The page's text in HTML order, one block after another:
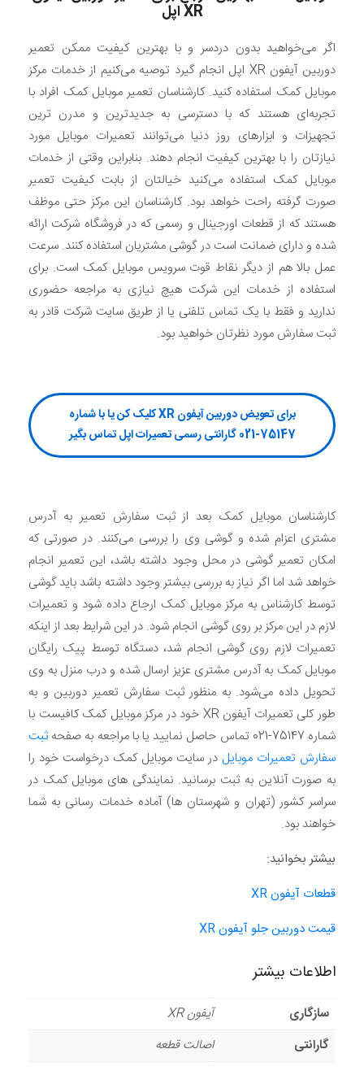
XRاپل
اگر می‌خواهید بدون دردسر و با بهترین کیفیت ممکن تعمیر
دوربین آیفون XR اپل انجام گیرد توصیه می‌کنیم از خدمات مرکز
موبایل کمک استفاده کنید. کارشناسان تعمیر موبایل کمک افراد با
تجربه‌ای هستند که با دسترسی به جدیدترین و مدرن ترین
تجهیزات و ابزارهای روز دنیا می‌توانند تعمیرات موبایل مورد
نیازتان را با بهترین کیفیت انجام دهند. بنابراین وقتی از خدمات
موبایل کمک استفاده می‌کنید خیالتان از بابت کیفیت تعمیر
صورت گرفته راحت خواهد بود. کارشناسان این مرکز حتی موظف
هستند که از قطعات اورجینال و رسمی که در فروشگاه شرکت ارائه
شده و دارای ضمانت است در گوشی مشتریان استفاده کنند. سرعت
عمل بالا هم از دیگر نقاط قوت سرویس موبایل کمک است. برای
استفاده از خدمات این شرکت هیچ نیازی به مراجعه حضوری
ندارید و فقط با یک تماس تلفنی یا از طریق سایت شرکت قادر به
ثبت سفارش مورد نظرتان خواهید بود.
برای تعویض دوربین آیفون XR کلیک کن یا با شماره
75147-021 گارانتی رسمی تعمیرات اپل تماس بگیر
کارشناسان موبایل کمک بعد از ثبت سفارش تعمیر به آدرس
مشتری اعزام شده و گوشی وی را بررسی می‌کنند. در صورتی که
امکان تعمیر گوشی در محل وجود داشته باشد، این تعمیر انجام
خواهد شد اما اگر نیاز به بررسی بیشتر وجود داشته باشد باید گوشی
توسط کارشناس به مرکز موبایل کمک ارجاع داده شود و تعمیرات
لازم در این مرکز بر روی گوشی انجام شود. در این شرایط بعد از اینکه
تعمیرات لازم روی گوشی انجام شد، دستگاه توسط پیک رایگان
موبایل کمک به آدرس مشتری عزیز ارسال شده و درب منزل به وی
تحویل داده می‌شود. به منظور ثبت سفارش تعمیر دوربین و به
طور کلی تعمیرات آیفون XR خود در مرکز موبایل کمک کافیست با
شماره 75147-021 تماس حاصل نمایید یا با مراجعه به صفحه
ثبت
سفارش تعمیرات موبایل در سایت موبایل کمک درخواست خود را
به صورت آنلاین به ثبت برسانید. نمایندگی های موبایل کمک در
سراسر کشور (تهران و شهرستان ها) آماده خدمات رسانی به شما
خواهند بود.
بیشتر بخوانید:
قطعات آیفون XR
قیمت دوربین جلو آیفون XR
اطلاعات بیشتر
سازگاری
آیفون XR
گارانتی
اصالت قطعه